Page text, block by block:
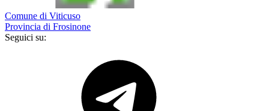
Comune di Viticuso
Provincia di Frosinone
Seguici su: